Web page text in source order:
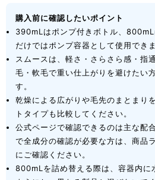
購入前に確認したいポイント
390mLはポンプ付きボトル、
だけではポンプ容器として使用できま
スムースは、軽さ・さらさら感・指
毛・軟毛で重い仕上がりを避けたい
す。
乾燥による広がりや毛先のまとまり
トタイプも比較してください。
公式ページで確認できるのは主な配
で全成分の確認が必要な方は、商品
にご確認ください。
800mLを詰め替える際は、容器内に